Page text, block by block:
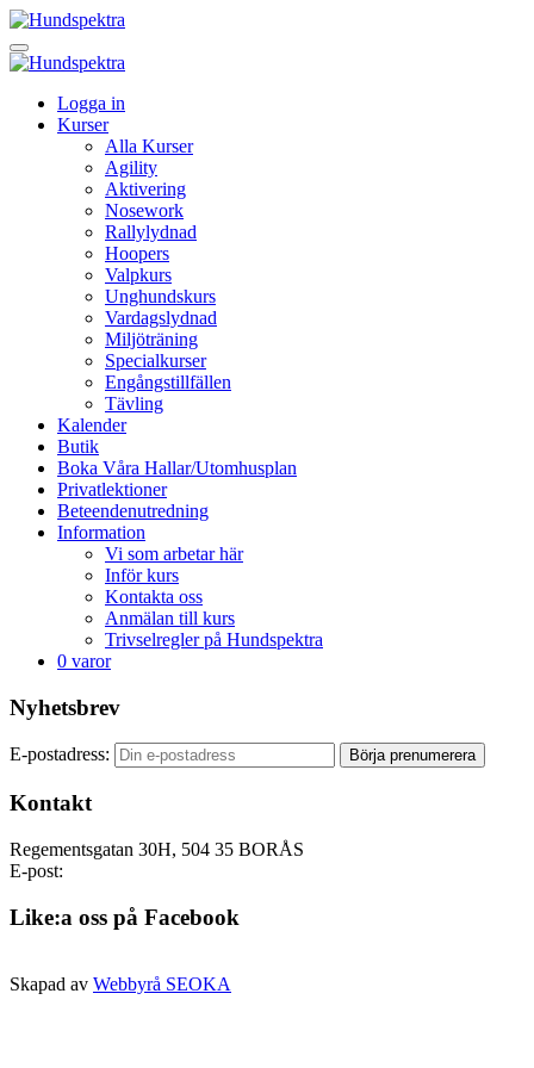
Logga in
Kurser
Alla Kurser
Agility
Aktivering
Nosework
Rallylydnad
Hoopers
Valpkurs
Unghundskurs
Vardagslydnad
Miljöträning
Specialkurser
Engångstillfällen
Tävling
Kalender
Butik
Boka Våra Hallar/Utomhusplan
Privatlektioner
Beteendenutredning
Information
Vi som arbetar här
Inför kurs
Kontakta oss
Anmälan till kurs
Trivselregler på Hundspektra
0 varor
Nyhetsbrev
E-postadress:
Kontakt
Regementsgatan 30H, 504 35 BORÅS
E-post:
Like:a oss på Facebook
Skapad av Webbyrå SEOKA